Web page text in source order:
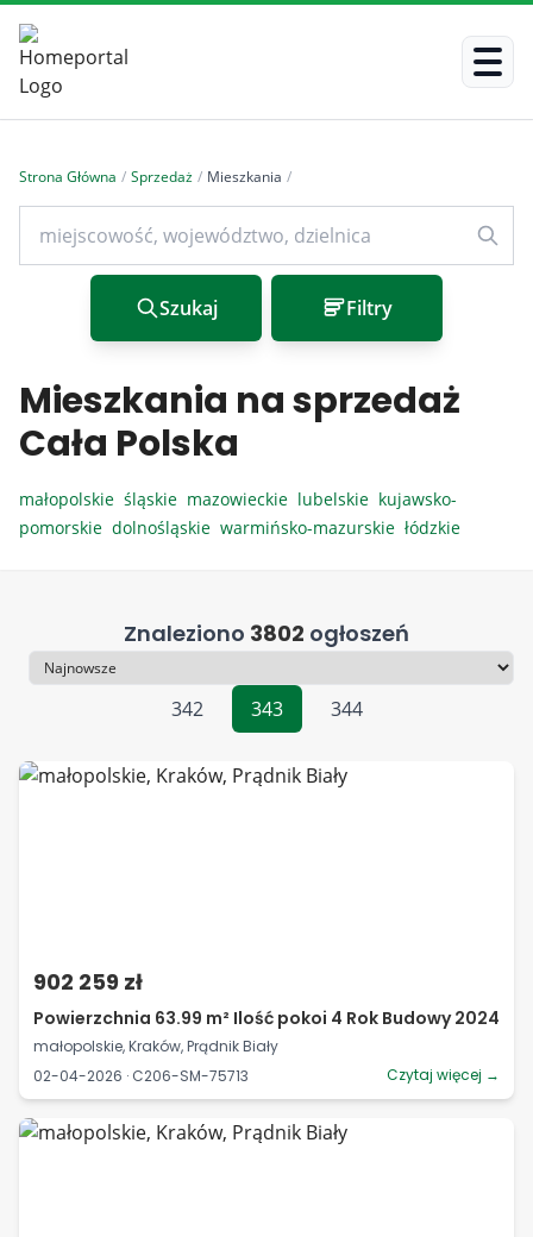
Strona Główna / Sprzedaż / Mieszkania /
Szukaj Filtry
Mieszkania na sprzedaż
Cała Polska
małopolskie śląskie mazowieckie lubelskie kujawsko-
pomorskie dolnośląskie warmińsko-mazurskie łódzkie
Znaleziono 3802 ogłoszeń
Sortowanie
342
343 344
902 259 zł
Powierzchnia 63.99 m² Ilość pokoi 4 Rok Budowy 2024
małopolskie, Kraków, Prądnik Biały
02-04-2026 · C206-SM-75713
Czytaj więcej →